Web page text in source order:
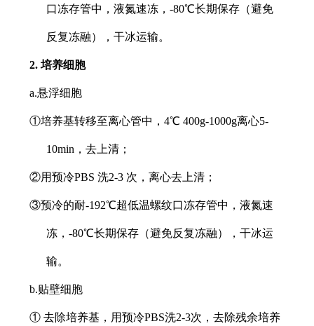
口冻存管中，液氮速冻，-80℃长期保存（避免
反复冻融），干冰运输。
2. 培养细胞
a.悬浮细胞
①培养基转移至离心管中，4℃ 400g-1000g离心5-
10min，去上清；
②用预冷PBS 洗2-3 次，离心去上清；
③预冷的耐-192℃超低温螺纹口冻存管中，液氮速
冻，-80℃长期保存（避免反复冻融），干冰运
输。
b.贴壁细胞
① 去除培养基，用预冷PBS洗2-3次，去除残余培养